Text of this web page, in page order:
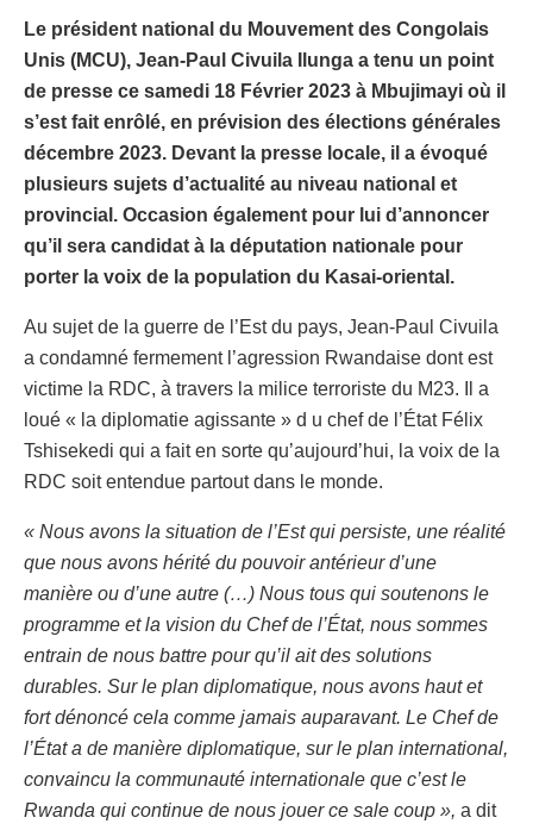
Le président national du Mouvement des Congolais
Unis (MCU), Jean-Paul Civuila Ilunga a tenu un point
de presse ce samedi 18 Février 2023 à Mbujimayi où il
s’est fait enrôlé, en prévision des élections générales
décembre 2023. Devant la presse locale, il a évoqué
plusieurs sujets d’actualité au niveau national et
provincial. Occasion également pour lui d’annoncer
qu’il sera candidat à la députation nationale pour
porter la voix de la population du Kasai-oriental.
Au sujet de la guerre de l’Est du pays, Jean-Paul Civuila
a condamné fermement l’agression Rwandaise dont est
victime la RDC, à travers la milice terroriste du M23. Il a
loué « la diplomatie agissante » d u chef de l’État Félix
Tshisekedi qui a fait en sorte qu’aujourd’hui, la voix de la
RDC soit entendue partout dans le monde.
« Nous avons la situation de l’Est qui persiste, une réalité
que nous avons hérité du pouvoir antérieur d’une
manière ou d’une autre (…) Nous tous qui soutenons le
programme et la vision du Chef de l’État, nous sommes
entrain de nous battre pour qu’il ait des solutions
durables. Sur le plan diplomatique, nous avons haut et
fort dénoncé cela comme jamais auparavant. Le Chef de
l’État a de manière diplomatique, sur le plan international,
convaincu la communauté internationale que c’est le
Rwanda qui continue de nous jouer ce sale coup », a dit